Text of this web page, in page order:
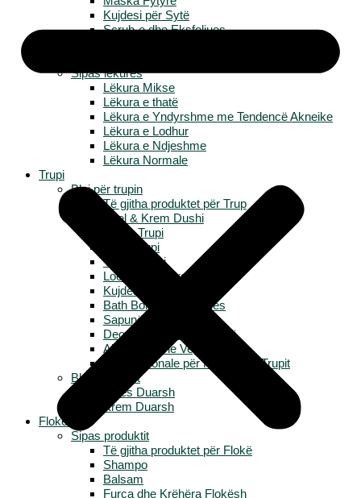
Kujdesi për Sytë
Scrub-e dhe Eksfoliues
Sipas lëkurës
Lëkura Mikse
Lëkura e thatë
Lëkura e Yndyrshme me Tendencë Akneike
Lëkura e Lodhur
Lëkura e Ndjeshme
Lëkura Normale
Trupi
Blej për trupin
Të gjitha produktet për Trup
Xhel & Krem Dushi
Scrub Trupi
Gjalp Trupi
Yogurt Trupi
Locione & Hidratues
Kujdesi i Këmbëve
Bath Bombs & Bubbles
Sapunë
Deodorante & Anti-Djersë
Aksesorë dhe Vegla
Linja Sezonale për Kujdesin e Trupit
Blej për duart
Larës Duarsh
Krem Duarsh
Flokët
Sipas produktit
Të gjitha produktet për Flokë
Shampo
Balsam
Furça dhe Krëhëra Flokësh